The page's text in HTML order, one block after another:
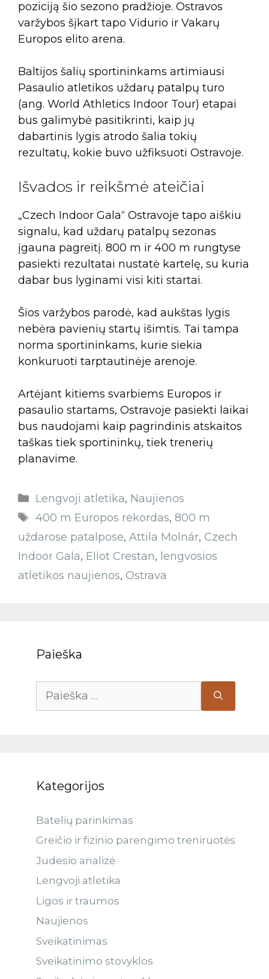
poziciją šio sezono pradžioje. Ostravos
varžybos šįkart tapo Vidurio ir Vakarų
Europos elito arena.
Baltijos šalių sportininkams artimiausi
Pasaulio atletikos uždarų patalpų turo
(ang. World Athletics Indoor Tour) etapai
bus galimybė pasitikrinti, kaip jų
dabartinis lygis atrodo šalia tokių
rezultatų, kokie buvo užfiksuoti Ostravoje.
Išvados ir reikšmė ateičiai
„Czech Indoor Gala“ Ostravoje tapo aiškiu
signalu, kad uždarų patalpų sezonas
įgauna pagreitį. 800 m ir 400 m rungtyse
pasiekti rezultatai nustatė kartelę, su kuria
dabar bus lyginami visi kiti startai.
Šios varžybos parodė, kad aukštas lygis
nebėra pavienių startų išimtis. Tai tampa
norma sportininkams, kurie siekia
konkuruoti tarptautinėje arenoje.
Artėjant kitiems svarbiems Europos ir
pasaulio startams, Ostravoje pasiekti laikai
bus naudojami kaip pagrindinis atskaitos
taškas tiek sportininkų, tiek trenerių
planavime.
Lengvoji atletika, Naujienos
400 m Europos rekordas, 800 m
uždarose patalpose, Attila Molnár, Czech
Indoor Gala, Eliot Crestan, lengvosios
atletikos naujienos, Ostrava
Paieška
Kategorijos
Batelių parinkimas
Greičio ir fizinio parengimo treniruotės
Judesio analizė
Lengvoji atletika
Ligos ir traumos
Naujienos
Sveikatinimas
Sveikatinimo stovyklos